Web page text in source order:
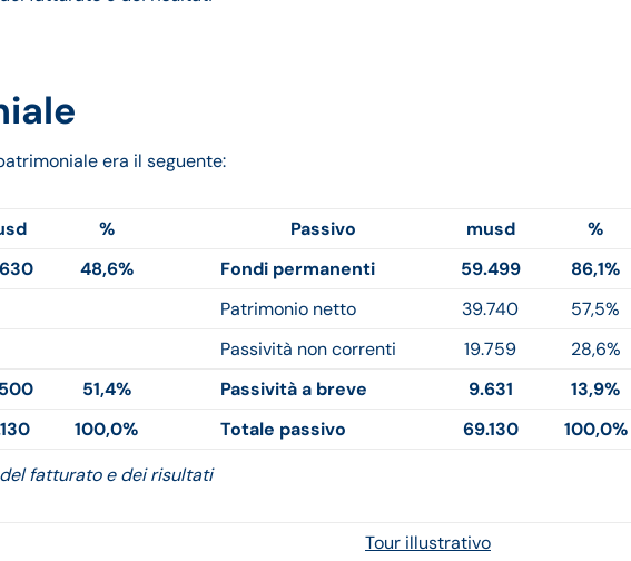
era il seguente:
% Passivo musd
%
48,6% Fondi permanenti 59.499
86,1%
Patrimonio netto
39.740
57,5%
Passività non correnti
19.759
28,6%
51,4% Passività a breve 9.631
13,9%
100,0% Totale passivo 69.130
100,0%
fatturato e dei risultati
Tour illustrativo